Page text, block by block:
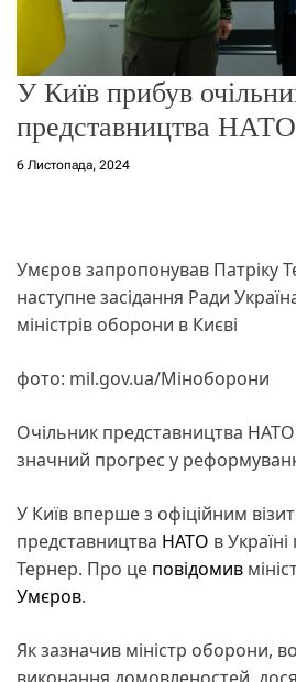
У Київ прибув
представництва НАТО
6 Листопада, 2024
Умєров запропонував Патріку
наступне засідання Ради
міністрів оборони в Києві
фото: mil.gov.ua/Міноборони
Очільник представництва НАТО
значний прогрес у
У Київ вперше з офіційним
представництва НАТО в
Тернер. Про це повідомив
Умєров.
Як зазначив міністр оборони,